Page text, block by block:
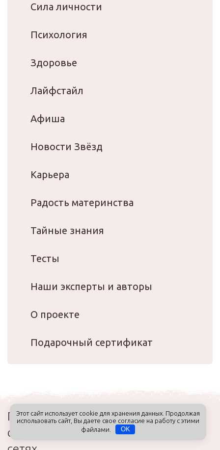
Сила личности
Психология
Здоровье
Лайфстайл
Афиша
Новости Звёзд
Карьера
Радость материнства
Тайные знания
Тесты
Наши эксперты и авторы
О проекте
Подарочный сертификат
Присоединяйтесь к нашим
сообществам в социальных
Этот сайт использует cookie для хранения данных. Продолжая
использовать сайт, Вы даете свое согласие на работу с этими
файлами.
OK